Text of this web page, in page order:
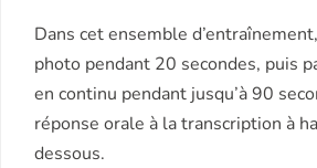
Dans cet ensemble
photo pendant 20 secondes, puis
en continu pendant jusqu’à 90
réponse orale à la transcription à
dessous.